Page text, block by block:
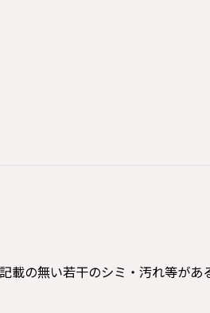
載の無い若干のシミ・汚れ等が